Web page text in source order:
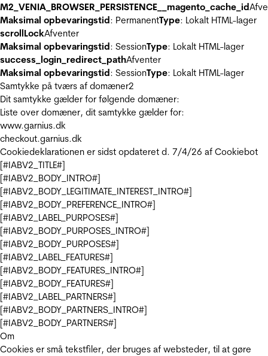
M2_VENIA_BROWSER_PERSISTENCE__magento_cache_id
Maksimal opbevaringstid: PermanentType: Lokalt HTML-lager
scrollLockAfventer
Maksimal opbevaringstid: SessionType: Lokalt HTML-lager
success_login_redirect_pathAfventer
Maksimal opbevaringstid: SessionType: Lokalt HTML-lager
Samtykke på tværs af domæner2
Dit samtykke gælder for følgende domæner:
Liste over domæner, dit samtykke gælder for:
www.garnius.dk
checkout.garnius.dk
Cookiedeklarationen er sidst opdateret d. 7/4/26 af Cookiebot
[#IABV2_TITLE#]
[#IABV2_BODY_INTRO#]
[#IABV2_BODY_LEGITIMATE_INTEREST_INTRO#]
[#IABV2_BODY_PREFERENCE_INTRO#]
[#IABV2_LABEL_PURPOSES#]
[#IABV2_BODY_PURPOSES_INTRO#]
[#IABV2_BODY_PURPOSES#]
[#IABV2_LABEL_FEATURES#]
[#IABV2_BODY_FEATURES_INTRO#]
[#IABV2_BODY_FEATURES#]
[#IABV2_LABEL_PARTNERS#]
[#IABV2_BODY_PARTNERS_INTRO#]
[#IABV2_BODY_PARTNERS#]
Om
Cookies er små tekstfiler, der bruges af websteder, til at gøre